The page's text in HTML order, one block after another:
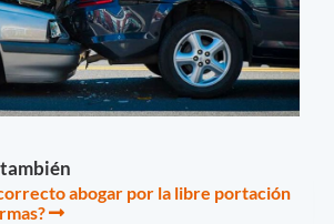
correcto abogar por la libre portación